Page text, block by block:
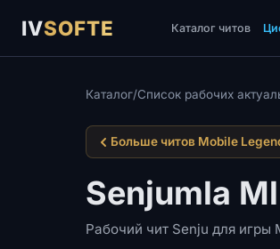
IVSOFTE Каталог читов
Каталог/Список рабочих
Больше читов Mobile
Senjumla
Рабочий чит Senju для игры